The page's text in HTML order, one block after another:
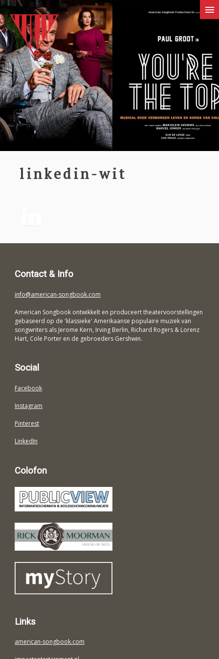
linkedin-wit
Contact & Info
info@american-songbook.com
American Songbook ontwikkelt en produceert theatervoorstellingen
gebaseerd op de 'klassieke' Amerikaanse populaire muziek van
songwriters als Jerome Kern, Irving Berlin, Richard Rogers & Lorenz
Hart, Cole Porter en de gebroeders Gershwin.
Social
Facebook
Instagram
Pinterest
LinkedIn
Colofon
Links
american-songbook.com